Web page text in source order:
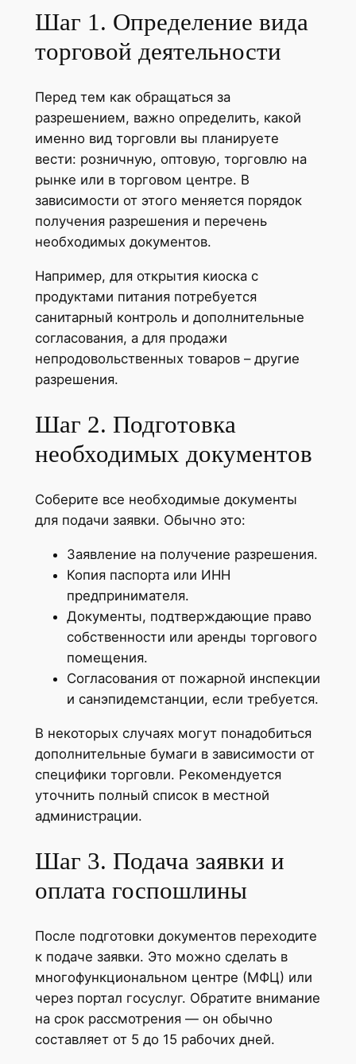
Шаг 1. Определение вида
торговой деятельности
Перед тем как обращаться за
разрешением, важно определить, какой
именно вид торговли вы планируете
вести: розничную, оптовую, торговлю на
рынке или в торговом центре. В
зависимости от этого меняется порядок
получения разрешения и перечень
необходимых документов.
Например, для открытия киоска с
продуктами питания потребуется
санитарный контроль и дополнительные
согласования, а для продажи
непродовольственных товаров – другие
разрешения.
Шаг 2. Подготовка
необходимых документов
Соберите все необходимые документы
для подачи заявки. Обычно это:
Заявление на получение разрешения.
Копия паспорта или ИНН
предпринимателя.
Документы, подтверждающие право
собственности или аренды торгового
помещения.
Согласования от пожарной инспекции
и санэпидемстанции, если требуется.
В некоторых случаях могут понадобиться
дополнительные бумаги в зависимости от
специфики торговли. Рекомендуется
уточнить полный список в местной
администрации.
Шаг 3. Подача заявки и
оплата госпошлины
После подготовки документов переходите
к подаче заявки. Это можно сделать в
многофункциональном центре (МФЦ) или
через портал госуслуг. Обратите внимание
на срок рассмотрения — он обычно
составляет от 5 до 15 рабочих дней.